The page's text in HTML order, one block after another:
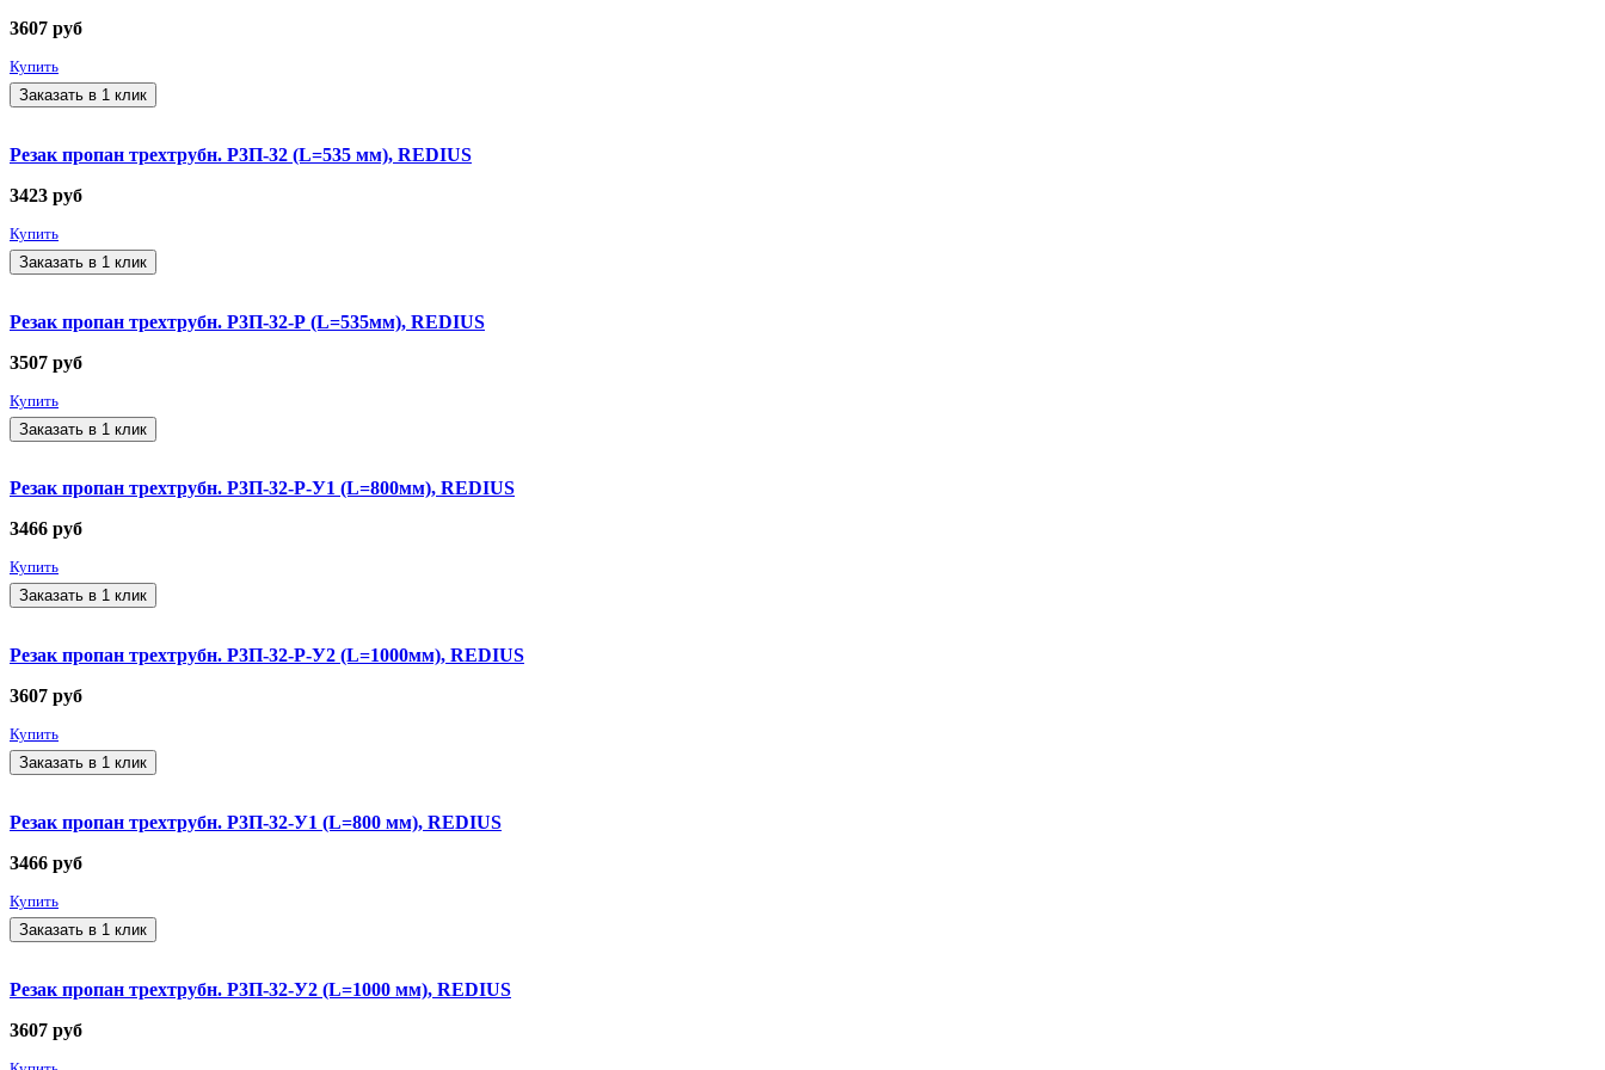
3607 руб
Купить
Заказать в 1 клик
Резак пропан трехтрубн. Р3П-32 (L=535 мм), REDIUS
3423 руб
Купить
Заказать в 1 клик
Резак пропан трехтрубн. Р3П-32-Р (L=535мм), REDIUS
3507 руб
Купить
Заказать в 1 клик
Резак пропан трехтрубн. Р3П-32-Р-У1 (L=800мм), REDIUS
3466 руб
Купить
Заказать в 1 клик
Резак пропан трехтрубн. Р3П-32-Р-У2 (L=1000мм), REDIUS
3607 руб
Купить
Заказать в 1 клик
Резак пропан трехтрубн. Р3П-32-У1 (L=800 мм), REDIUS
3466 руб
Купить
Заказать в 1 клик
Резак пропан трехтрубн. Р3П-32-У2 (L=1000 мм), REDIUS
3607 руб